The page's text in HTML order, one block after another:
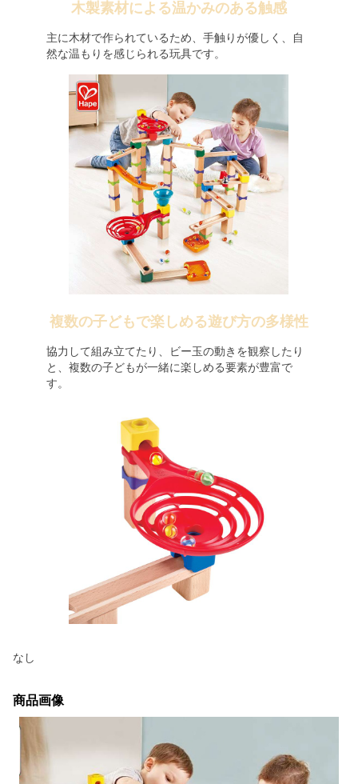
木製素材による温かみのある触感
主に木材で作られているため、手触りが優しく、自
然な温もりを感じられる玩具です。
複数の子どもで楽しめる遊び方の多様性
協力して組み立てたり、ビー玉の動きを観察したり
と、複数の子どもが一緒に楽しめる要素が豊富で
す。
なし
商品画像